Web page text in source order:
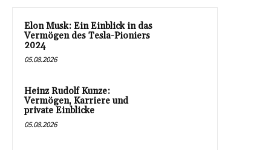
Elon Musk: Ein Einblick in das
Vermögen des Tesla-Pioniers
2024
05.08.2026
Heinz Rudolf Kunze:
Vermögen, Karriere und
private Einblicke
05.08.2026